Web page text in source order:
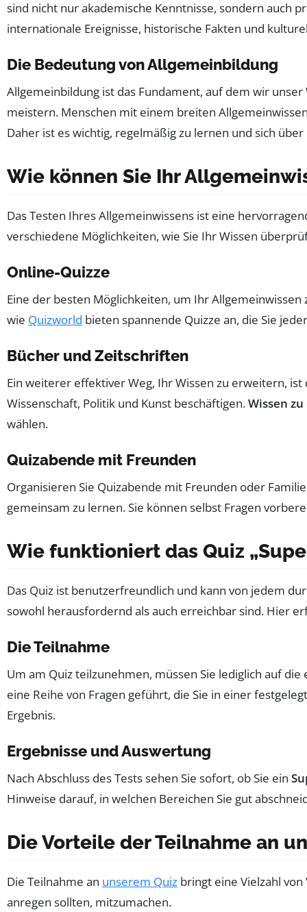
sind nicht nur akademische Kenntnisse, sondern auch
internationale Ereignisse, historische Fakten und
Die Bedeutung von Allgemeinbildung
Allgemeinbildung ist das Fundament, auf dem wir
meistern. Menschen mit einem breiten
Daher ist es wichtig, regelmäßig zu lernen und sich
Wie können Sie Ihr
Das Testen Ihres Allgemeinwissens ist eine
verschiedene Möglichkeiten, wie Sie Ihr Wissen
Online-Quizze
Eine der besten Möglichkeiten, um Ihr
wie Quizworld bieten spannende Quizze an, die Sie
Bücher und Zeitschriften
Ein weiterer effektiver Weg, Ihr Wissen zu erweitern,
Wissenschaft, Politik und Kunst beschäftigen.Wissen
wählen.
Quizabende mit Freunden
Organisieren Sie Quizabende mit Freunden oder
gemeinsam zu lernen. Sie können selbst Fragen
Wie funktioniert das Quiz
Das Quiz ist benutzerfreundlich und kann von jedem
sowohl herausfordernd als auch erreichbar sind. Hier
Die Teilnahme
Um am Quiz teilzunehmen, müssen Sie lediglich auf
eine Reihe von Fragen geführt, die Sie in einer
Ergebnis.
Ergebnisse und Auswertung
Nach Abschluss des Tests sehen Sie sofort, ob Sie ein
Hinweise darauf, in welchen Bereichen Sie gut
Die Vorteile der Teilnahme an
Die Teilnahme an unserem Quiz bringt eine Vielzahl
anregen sollten, mitzumachen.